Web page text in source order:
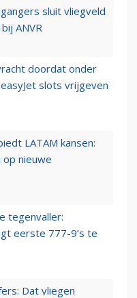
sluit vliegveld
ANVR
doordat onder
slots vrijgeven
LATAM kansen:
nieuwe
tegenvaller:
eerste 777-9’s te
Dat vliegen